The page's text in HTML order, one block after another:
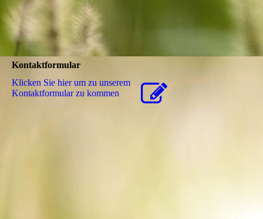
Kontaktformular
Klicken Sie hier um zu unserem
Kon­takt­for­mu­lar zu kommen